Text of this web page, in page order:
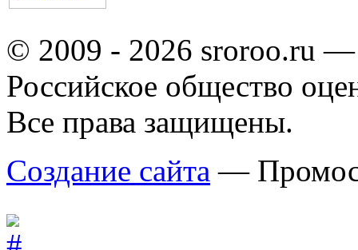
© 2009 - 2026 sroroo.ru —
Российское общество
Все права защищены.
Создание сайта —